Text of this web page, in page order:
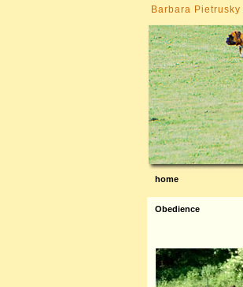
Barbara
home
Obedience